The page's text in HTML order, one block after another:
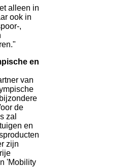
alleen in
ook in
,
en
van
de
zal
en
zijn
'Mobility